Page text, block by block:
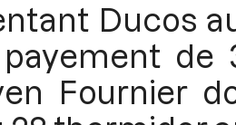
Ducos
de
Fournier